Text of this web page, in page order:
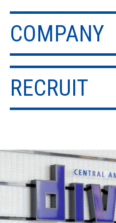
COMPANY
RECRUIT